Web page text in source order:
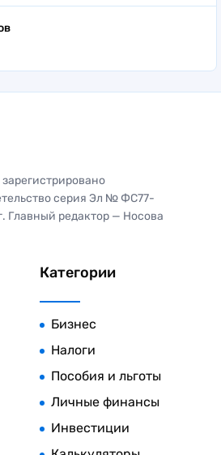
серия Эл № ФС77-
Главный редактор — Носова
Категории
Бизнес
Налоги
Пособия и льготы
Личные финансы
Инвестиции